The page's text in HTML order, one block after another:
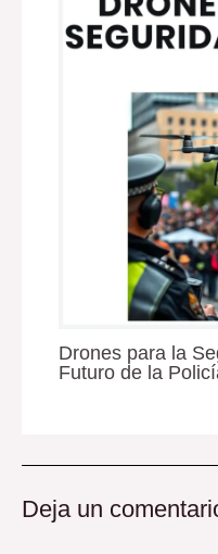
Drones para la
Futuro de la
Deja un